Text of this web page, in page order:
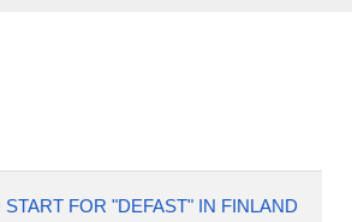
FOR "DEFAST" IN FINLAND